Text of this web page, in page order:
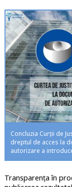
Concluzia Curții de
dreptul de acces la
autorizare a
Transparența în